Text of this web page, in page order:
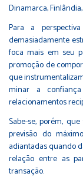
Dinamarca,
Para a
demasiadamente
foca mais em seu
promoção de
que
minar a
relacionamentos
Sabe-se, porém,
previsão do
adiantadas quando
relação entre as
transação.